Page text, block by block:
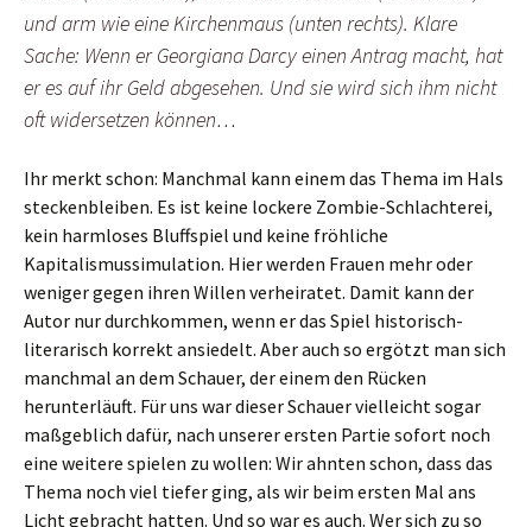
und arm wie eine Kirchenmaus (unten rechts). Klare
Sache: Wenn er Georgiana Darcy einen Antrag macht, hat
er es auf ihr Geld abgesehen. Und sie wird sich ihm nicht
oft widersetzen können…
Ihr merkt schon: Manchmal kann einem das Thema im Hals
steckenbleiben. Es ist keine lockere Zombie-Schlachterei,
kein harmloses Bluffspiel und keine fröhliche
Kapitalismussimulation. Hier werden Frauen mehr oder
weniger gegen ihren Willen verheiratet. Damit kann der
Autor nur durchkommen, wenn er das Spiel historisch-
literarisch korrekt ansiedelt. Aber auch so ergötzt man sich
manchmal an dem Schauer, der einem den Rücken
herunterläuft. Für uns war dieser Schauer vielleicht sogar
maßgeblich dafür, nach unserer ersten Partie sofort noch
eine weitere spielen zu wollen: Wir ahnten schon, dass das
Thema noch viel tiefer ging, als wir beim ersten Mal ans
Licht gebracht hatten. Und so war es auch. Wer sich zu so